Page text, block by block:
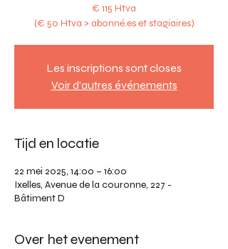
€ 115 Htva
(€ 50 Htva > abonné.es et stagiaires)
Les inscriptions sont closes
Voir d'autres événements
Tijd en locatie
22 mei 2025, 14:00 – 16:00
Ixelles, Avenue de la couronne, 227 -
Bâtiment D
Over het evenement